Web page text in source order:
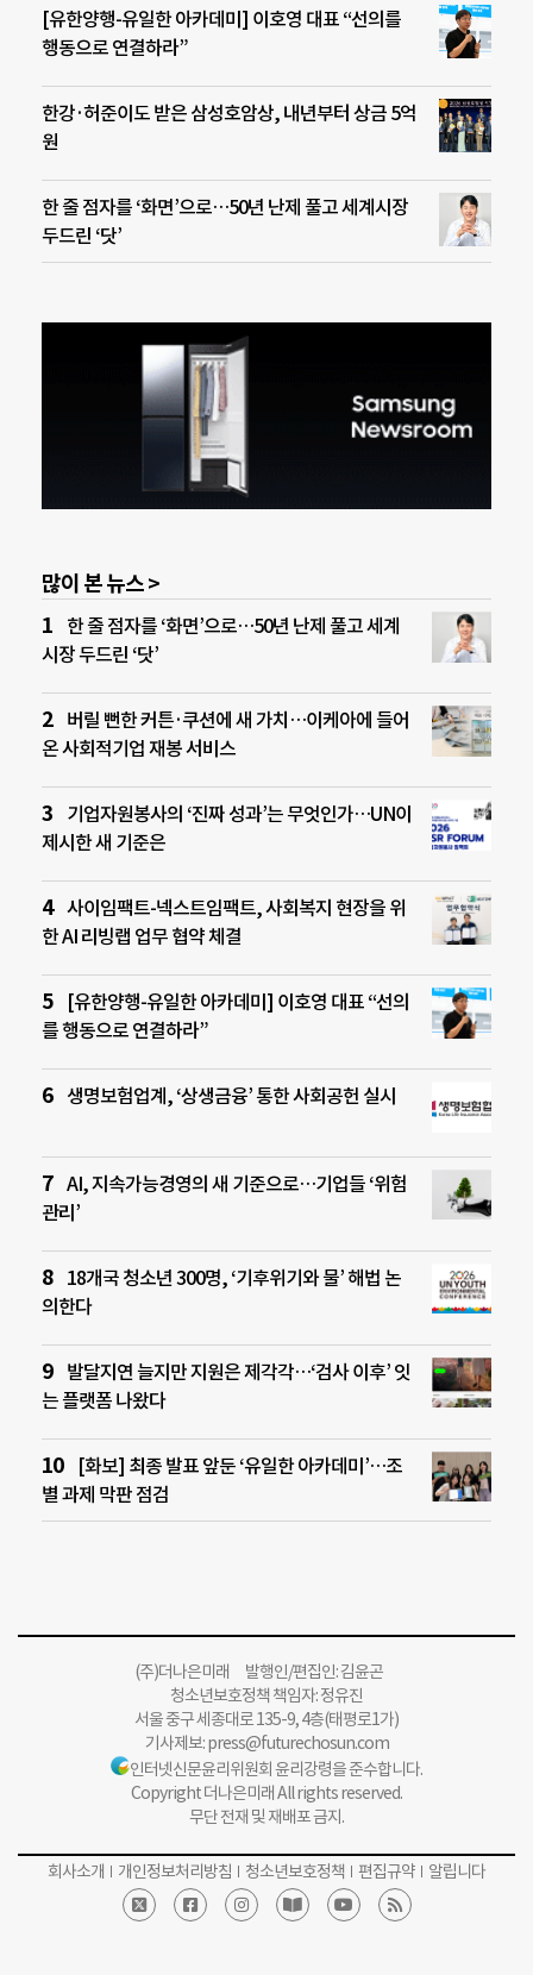
[유한양행-유일한 아카데미] 이호영 대표 “선의를
행동으로 연결하라”
한강·허준이도 받은 삼성호암상, 내년부터 상금 5억
원
한 줄 점자를 ‘화면’으로…50년 난제 풀고 세계시장
두드린 ‘닷’
많이 본 뉴스 >
한 줄 점자를 ‘화면’으로…50년 난제 풀고 세계
시장 두드린 ‘닷’
버릴 뻔한 커튼·쿠션에 새 가치…이케아에 들어
온 사회적기업 재봉 서비스
기업자원봉사의 ‘진짜 성과’는 무엇인가…UN이
제시한 새 기준은
사이임팩트-넥스트임팩트, 사회복지 현장을 위
한 AI 리빙랩 업무 협약 체결
[유한양행-유일한 아카데미] 이호영 대표 “선의
를 행동으로 연결하라”
생명보험업계, ‘상생금융’ 통한 사회공헌 실시
AI, 지속가능경영의 새 기준으로…기업들 ‘위험
관리’
18개국 청소년 300명, ‘기후위기와 물’ 해법 논
의한다
발달지연 늘지만 지원은 제각각…‘검사 이후’ 잇
는 플랫폼 나왔다
[화보] 최종 발표 앞둔 ‘유일한 아카데미’…조
별 과제 막판 점검
(주)더나은미래 발행인/편집인: 김윤곤
청소년보호정책 책임자: 정유진
서울 중구 세종대로 135-9, 4층(태평로1가)
기사제보:press@futurechosun.com
인터넷신문윤리위원회 윤리강령을 준수합니다.
Copyright 더나은미래 All rights reserved.
무단 전재 및 재배포 금지.
회사소개 개인정보처리방침 청소년보호정책 편집규약 알립니다